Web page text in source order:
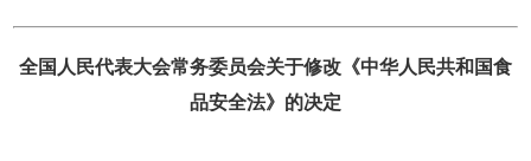
全国人民代表大会常务委员会关于修改《中华人民共和国食
品安全法》的决定